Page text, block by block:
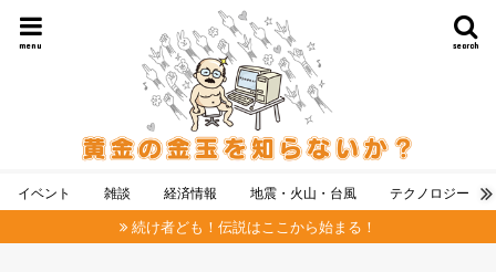
search
menu
イベント 雑談 経済情報 地震・火山・台風 テクノロジー
続け者ども！伝説はここから始まる！